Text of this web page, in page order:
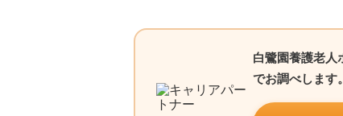
白鷺園養護老人
でお調べします。